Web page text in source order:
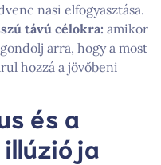
nasi elfogyasztása.
távú célokra: amikor
arra, hogy a most
hozzá a jövőbeni
és a